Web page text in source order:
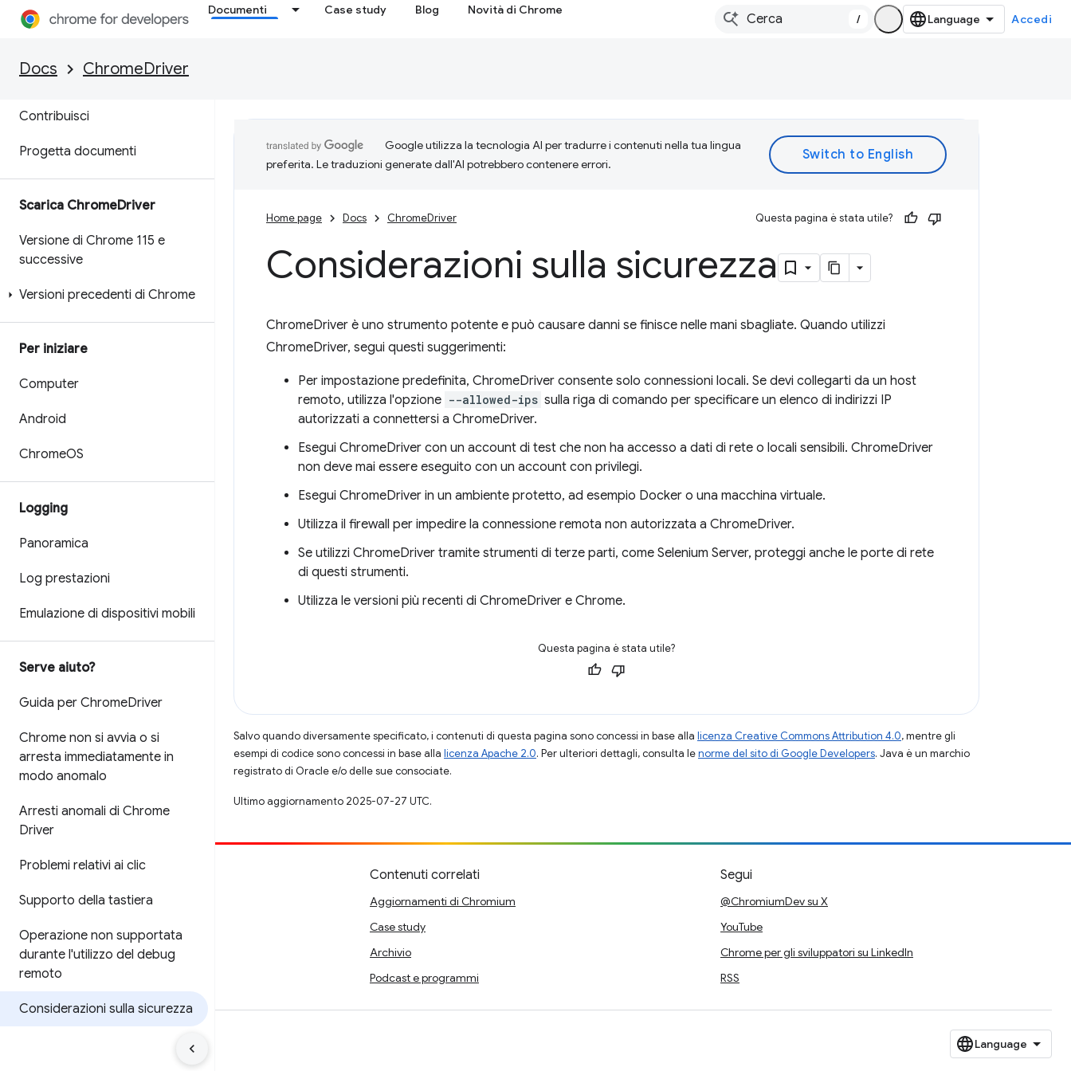
Documenti Case study Blog Novità di Chrome
/ Accedi
Docs ChromeDriver
Panoramica
Estensioni di Chrome
Contribuisci
Progetta documenti
Scarica ChromeDriver
Versione di Chrome 115 e
successive
Versioni precedenti di Chrome
Per iniziare
Computer
Android
ChromeOS
Logging
Panoramica
Log prestazioni
Emulazione di dispositivi mobili
Serve aiuto?
Guida per ChromeDriver
Chrome non si avvia o si
arresta immediatamente in
modo anomalo
Arresti anomali di Chrome
Driver
Problemi relativi ai clic
Supporto della tastiera
Operazione non supportata
durante l'utilizzo del debug
remoto
Considerazioni sulla sicurezza
Google utilizza la tecnologia AI per tradurre i contenuti nella tua lingua
preferita. Le traduzioni generate dall'AI potrebbero contenere errori.
Home page Docs ChromeDriver Questa pagina è stata utile?
Considerazioni sulla sicurezza
ChromeDriver è uno strumento potente e può causare danni se finisce nelle mani sbagliate. Quando utilizzi
ChromeDriver, segui questi suggerimenti:
Per impostazione predefinita, ChromeDriver consente solo connessioni locali. Se devi collegarti da un host
remoto, utilizza l'opzione --allowed-ips sulla riga di comando per specificare un elenco di indirizzi IP
autorizzati a connettersi a ChromeDriver.
Esegui ChromeDriver con un account di test che non ha accesso a dati di rete o locali sensibili. ChromeDriver
non deve mai essere eseguito con un account con privilegi.
Esegui ChromeDriver in un ambiente protetto, ad esempio Docker o una macchina virtuale.
Utilizza il firewall per impedire la connessione remota non autorizzata a ChromeDriver.
Se utilizzi ChromeDriver tramite strumenti di terze parti, come Selenium Server, proteggi anche le porte di rete
di questi strumenti.
Utilizza le versioni più recenti di ChromeDriver e Chrome.
Questa pagina è stata utile?
Salvo quando diversamente specificato, i contenuti di questa pagina sono concessi in base alla licenza Creative Commons Attribution 4.0, mentre gli
esempi di codice sono concessi in base alla licenza Apache 2.0. Per ulteriori dettagli, consulta lenorme del sito di Google Developers. Java è un marchio
registrato di Oracle e/o delle sue consociate.
Ultimo aggiornamento 2025-07-27 UTC.
Segnala un bug
Visualizza i problemi aperti
Contenuti correlati
Aggiornamenti di Chromium
Case study
Archivio
Podcast e programmi
Segui
@ChromiumDev su X
YouTube
Chrome per gli sviluppatori su LinkedIn
RSS
Manage cookies